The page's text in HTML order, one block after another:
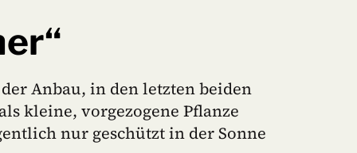
Anbau, in den letzten beiden
kleine, vorgezogene Pflanze
nur geschützt in der Sonne